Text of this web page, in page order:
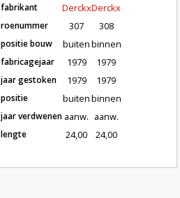
Roeden van molen Gebr.
fabrikant
roenummer
positie bouw
fabricagejaar
jaar gestoken
positie
jaar verdwenen
lengte
Derckx
307
buiten
1979
1979
buiten
aanw.
24,00
Derckx
308
binnen
1979
1979
binnen
aanw.
24,00